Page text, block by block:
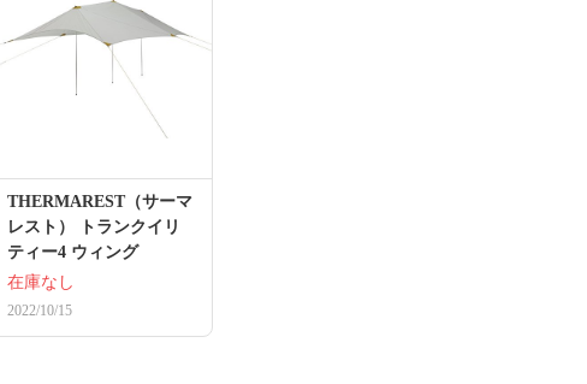
THERMAREST（サーマ
レスト） トランクイリ
ティー4 ウィング
在庫なし
2022/10/15